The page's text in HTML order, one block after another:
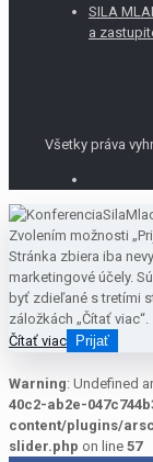
SILA
a
Všetky práva
Zvolením možnosti
Stránka zbiera iba
marketingové účely.
byť zdieľané s tretími
záložkách „Čítať viac“.
Čítať viac Prijať
Warning: Undefined
40c2-ab2e-
content/plugins/
slider.php on line 57